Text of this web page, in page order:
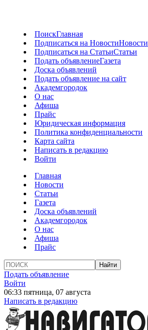
ПоискГлавная
Подписаться на НовостиНовости
Подписаться на СтатьиСтатьи
Подать объявлениеГазета
Доска объявлений
Подать объявление на сайт
Академгородок
О нас
Афиша
Прайс
Юридическая информация
Политика конфиденциальности
Карта сайта
Написать в редакцию
Войти
Главная
Новости
Статьи
Газета
Доска объявлений
Академгородок
О нас
Афиша
Прайс
Подать объявление
Войти
06:33 пятница, 07 августа
Написать в редакцию